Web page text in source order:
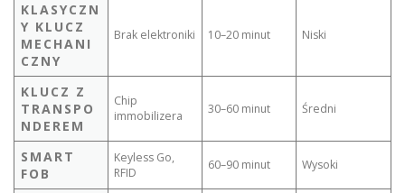
KLASYCZN
Y KLUCZ
MECHANI
CZNY
Brak elektroniki 10–20 minut Niski
KLUCZ Z
TRANSPO
NDEREM
Chip
immobilizera
30–60 minut Średni
SMART
FOB
Keyless Go,
RFID
60–90 minut Wysoki